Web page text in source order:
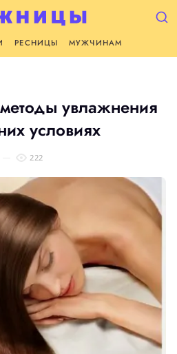
РЕСНИЦЫ МУЖЧИНАМ
увлажнения
условиях
222